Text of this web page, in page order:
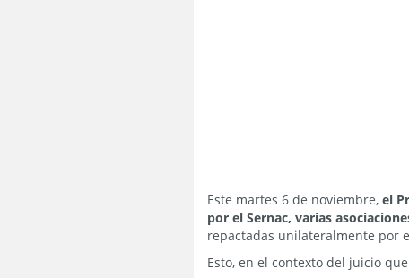
Este martes 6 de noviembre,el
por el Sernac, varias
repactadas unilateralmente por
Esto, en el contexto del juicio